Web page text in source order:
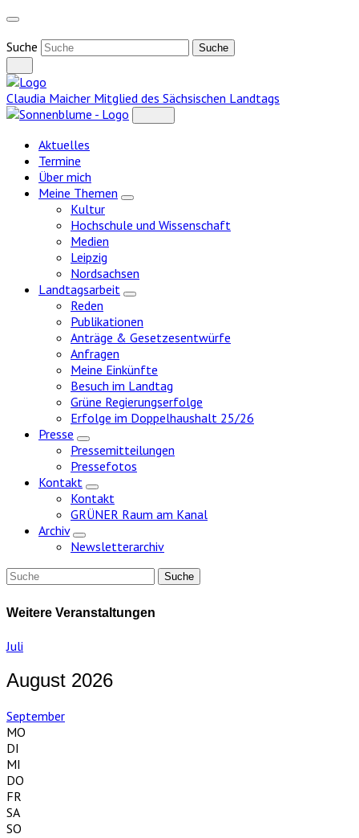
Weiter
Inhalt
Suche
Claudia Maicher Mitglied des Sächsischen Landtags
Aktuelles
Termine
Über mich
Meine Themen
Zeige
Kultur
Hochschule und Wissenschaft
Medien
Leipzig
Nordsachsen
Landtagsarbeit
Zeige
Reden
Publikationen
Anträge & Gesetzesentwürfe
Anfragen
Meine Einkünfte
Besuch im Landtag
Grüne Regierungserfolge
Erfolge im Doppelhaushalt 25/26
Presse
Zeige
Untermenü
Pressemitteilungen
Pressefotos
Kontakt
Zeige
Untermenü
Kontakt
GRÜNER Raum am Kanal
Archiv
Zeige
Untermenü
Newsletterarchiv
Weitere Veranstaltungen
Juli
August 2026
September
MO
DI
MI
DO
FR
SA
SO